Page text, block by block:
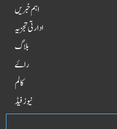
اہم خبریں
ادارتی تجزیہ
بلاگ
راۓ
کالم
نیوز فیڈ